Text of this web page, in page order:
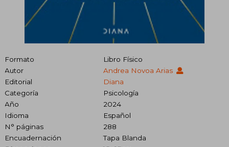
Formato
Libro Físico
Autor
Andrea Novoa Arias
Editorial
Diana
Categoría
Psicología
Año
2024
Idioma
Español
N° páginas
288
Encuadernación
Tapa Blanda